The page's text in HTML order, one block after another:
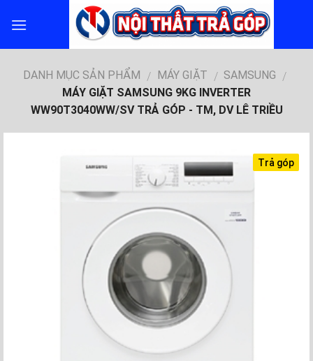
DANH MỤC SẢN PHẨM / MÁY GIẶT / SAMSUNG /
MÁY GIẶT SAMSUNG 9KG INVERTER
WW90T3040WW/SV TRẢ GÓP - TM, DV LÊ TRIỀU
Trả góp